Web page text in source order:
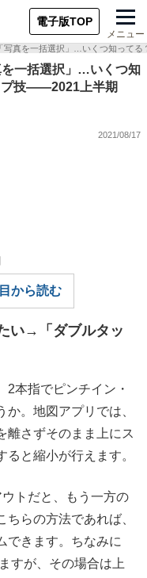
電子版TOP
メニュー
写真を一括選択」…いくつ知って
を一括選択」…いくつ知
プ技――2021上半期
2021/08/17
から読む
い→「ダブルタッ
本指でピンチイン・
。地図アプリでは、
離さずそのまま上にス
と縮小が行えます。
トだと、もう一方の
らの方法であれば、
できます。ちなみに
すが、その場合は上